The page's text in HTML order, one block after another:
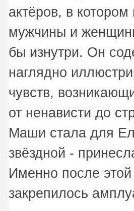
актёров, в
мужчины и
бы изнутри. Он
наглядно
чувств,
от ненависти до
Маши стала для
звёздной -
Именно после
закрепилось